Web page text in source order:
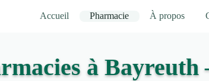
Accueil Pharmacie À propos
à